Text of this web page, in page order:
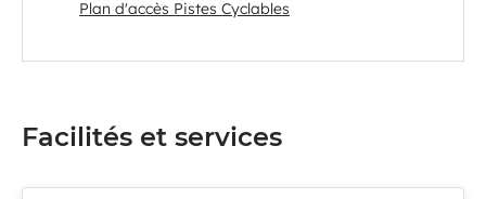
Plan d'accès Pistes Cyclables
Facilités et services